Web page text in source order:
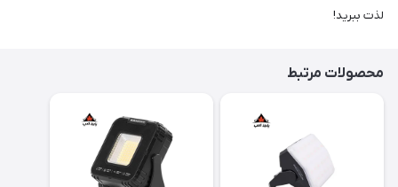
لذت ببرید!
محصولات مرتبط